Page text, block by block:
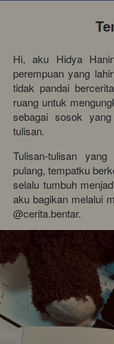
Hi, aku Hidya
perempuan yang
tidak pandai
ruang untuk
sebagai sosok
tulisan.
Tulisan-tulisan
pulang, tempatku
selalu tumbuh
aku bagikan melalui
@cerita.bentar.